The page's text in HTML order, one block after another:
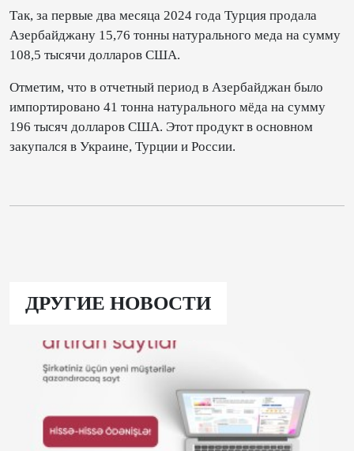
Так, за первые два месяца 2024 года Турция продала
Азербайджану 15,76 тонны натурального меда на сумму
108,5 тысячи долларов США.
Отметим, что в отчетный период в Азербайджан было
импортировано 41 тонна натурального мёда на сумму
196 тысяч долларов США. Этот продукт в основном
закупался в Украине, Турции и России.
ДРУГИЕ НОВОСТИ